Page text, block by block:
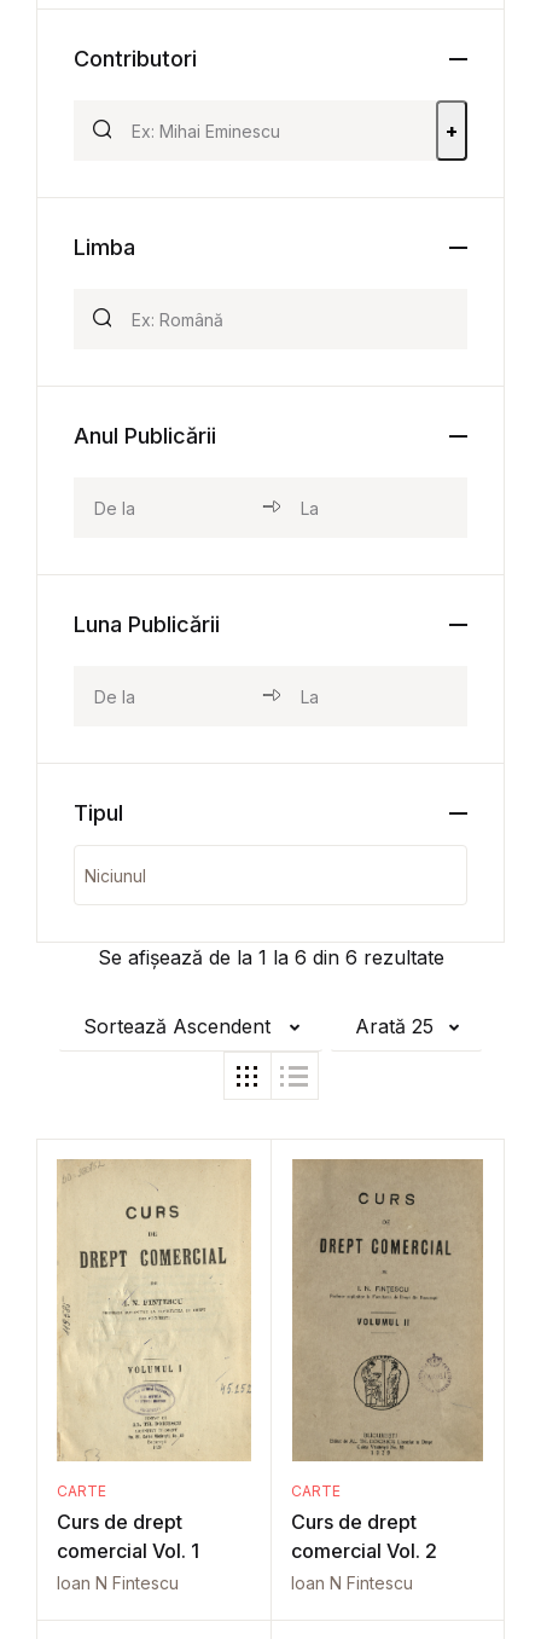
Se afișează de la 1 la 6 din 6 rezultate
Sortează Ascendent Arată 25
CARTE
Curs de drept
comercial Vol. 1
Ioan N Fintescu
CARTE
Curs de drept
comercial Vol. 2
Ioan N Fintescu
Contributori
+
Limba
Anul Publicării
Luna Publicării
Tipul